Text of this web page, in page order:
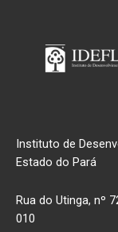
Instituto de
Estado do Pará
Rua do Utinga, nº
010